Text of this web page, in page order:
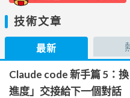
技術文章
最新
Claude code 新手篇 5：
進度」交接給下一個對話